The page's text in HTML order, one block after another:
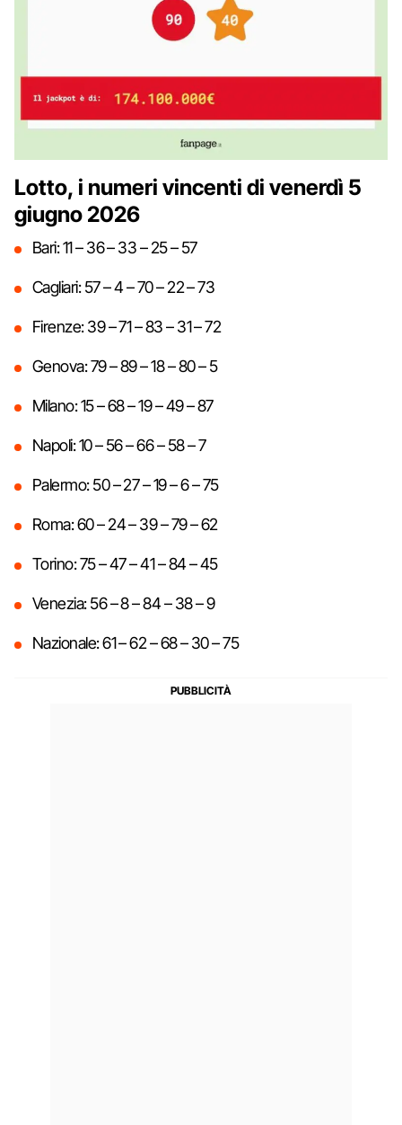
Lotto, i numeri vincenti di venerdì 5
giugno 2026
Bari: 11 – 36 – 33 – 25 – 57
Cagliari: 57 – 4 – 70 – 22 – 73
Firenze: 39 – 71 – 83 – 31 – 72
Genova: 79 – 89 – 18 – 80 – 5
Milano: 15 – 68 – 19 – 49 – 87
Napoli: 10 – 56 – 66 – 58 – 7
Palermo: 50 – 27 – 19 – 6 – 75
Roma: 60 – 24 – 39 – 79 – 62
Torino: 75 – 47 – 41 – 84 – 45
Venezia: 56 – 8 – 84 – 38 – 9
Nazionale: 61 – 62 – 68 – 30 – 75